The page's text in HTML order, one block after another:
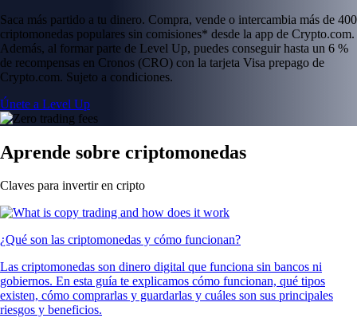
Saca más partido a tu dinero. Compra, vende o intercambia más de 400
criptomonedas populares sin comisiones* desde la app de Crypto.com.
Además, al formar parte de Level Up, puedes conseguir hasta un 6 %
de recompensas en Cronos (CRO) con la tarjeta Visa prepago de
Crypto.com. Sujeto a condiciones.
Únete a Level Up
Aprende sobre criptomonedas
Claves para invertir en cripto
¿Qué son las criptomonedas y cómo funcionan?
Las criptomonedas son dinero digital que funciona sin bancos ni
gobiernos. En esta guía te explicamos cómo funcionan, qué tipos
existen, cómo comprarlas y guardarlas y cuáles son sus principales
riesgos y beneficios.